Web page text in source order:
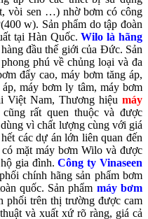
vòi sen …) nhờ bơm có công
w). Sản phẩm do tập đoàn
tại Hàn Quốc.Wilo là hãng
đầu thế giới của Đức. Sản
phú về chủng loại và đa
đẩy cao, máy bơm tăng áp,
máy bơm ly tâm, máy bơm
Việt Nam, Thương hiệu máy
rất quen thuộc và được
vì chất lượng cùng với giá
các dự án lớn liên quan đến
mặt máy bơm Wilo và được
hộ gia đình.Công ty Vinaseen
chính hãng sản phẩm bơm
quốc. Sản phẩm máy bơm
phối trên thị trường được cam
và xuất xứ rõ ràng, giá cả